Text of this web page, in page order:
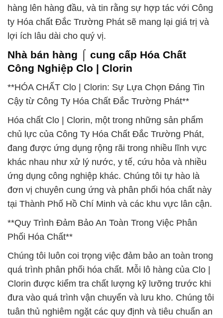
hàng lên hàng đầu, và tin rằng sự hợp tác với Công
ty Hóa chất Đắc Trường Phát sẽ mang lại giá trị và
lợi ích lâu dài cho quý vị.
Nhà bán hàng ⌠ cung cấp Hóa Chất
Công Nghiệp Clo | Clorin
**HÓA CHẤT Clo | Clorin: Sự Lựa Chọn Đáng Tin
Cậy từ Công Ty Hóa Chất Đắc Trường Phát**
Hóa chất Clo | Clorin, một trong những sản phẩm
chủ lực của Công Ty Hóa Chất Đắc Trường Phát,
đang được ứng dụng rộng rãi trong nhiều lĩnh vực
khác nhau như xử lý nước, y tế, cứu hỏa và nhiều
ứng dụng công nghiệp khác. Chúng tôi tự hào là
đơn vị chuyên cung ứng và phân phối hóa chất này
tại Thành Phố Hồ Chí Minh và các khu vực lân cận.
**Quy Trình Đảm Bảo An Toàn Trong Việc Phân
Phối Hóa Chất**
Chúng tôi luôn coi trọng việc đảm bảo an toàn trong
quá trình phân phối hóa chất. Mỗi lô hàng của Clo |
Clorin được kiểm tra chất lượng kỹ lưỡng trước khi
đưa vào quá trình vận chuyển và lưu kho. Chúng tôi
tuân thủ nghiêm ngặt các quy định và tiêu chuẩn an